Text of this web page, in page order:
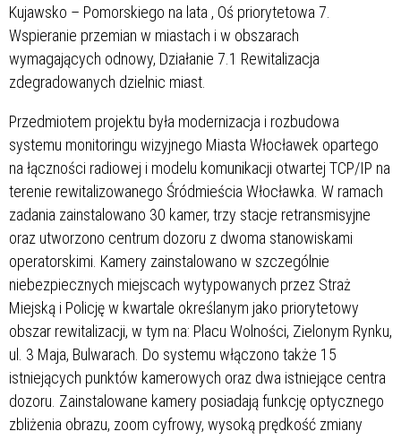
Kujawsko – Pomorskiego na lata , Oś priorytetowa 7.
Wspieranie przemian w miastach i w obszarach
wymagających odnowy, Działanie 7.1 Rewitalizacja
zdegradowanych dzielnic miast.
Przedmiotem projektu była modernizacja i rozbudowa
systemu monitoringu wizyjnego Miasta Włocławek opartego
na łączności radiowej i modelu komunikacji otwartej TCP/IP na
terenie rewitalizowanego Śródmieścia Włocławka. W ramach
zadania zainstalowano 30 kamer, trzy stacje retransmisyjne
oraz utworzono centrum dozoru z dwoma stanowiskami
operatorskimi. Kamery zainstalowano w szczególnie
niebezpiecznych miejscach wytypowanych przez Straż
Miejską i Policję w kwartale określanym jako priorytetowy
obszar rewitalizacji, w tym na: Placu Wolności, Zielonym Rynku,
ul. 3 Maja, Bulwarach. Do systemu włączono także 15
istniejących punktów kamerowych oraz dwa istniejące centra
dozoru. Zainstalowane kamery posiadają funkcję optycznego
zbliżenia obrazu, zoom cyfrowy, wysoką prędkość zmiany